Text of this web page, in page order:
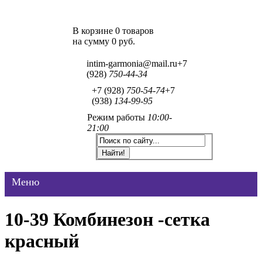
В корзине 0 товаров
на сумму 0 руб.
intim-garmonia@mail.ru+7
(928) 750-44-34
+7 (928) 750-54-74+7
(938) 134-99-95
Режим работы 10:00-
21:00
Меню
10-39 Комбинезон -сетка
красный